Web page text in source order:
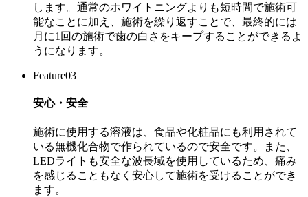
します。通常のホワイトニングよりも短時間で施術可
能なことに加え、施術を繰り返すことで、最終的には
月に1回の施術で歯の白さをキープすることができるよ
うになります。
Feature03
安心・安全
施術に使用する溶液は、食品や化粧品にも利用されて
いる無機化合物で作られているので安全です。また、
LEDライトも安全な波長域を使用しているため、痛み
を感じることもなく安心して施術を受けることができ
ます。